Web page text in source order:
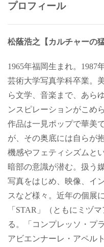
プロフィール
松蔭浩之【カルチャーの
1965年福岡生まれ。1987
芸術大学写真学科卒業。
ら文学、音楽まで、あら
ンスピレーションがこめ
作品は一見ポップで華美
が、その奥底には自らが
機感やフェティシズムと
暗部の意識が潜む。扱う
写真をはじめ、映像、イ
スなど様々。近年の個展
「STAR」（ともにミヅ
る。「コンプレッソ・プ
アビエンナーレ・アペル